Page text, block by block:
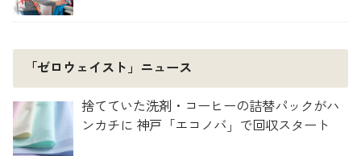
「ゼロウェイスト」ニュース
捨てていた洗剤・コーヒーの詰替パックがハ
ンカチに 神戸「エコノバ」で回収スタート